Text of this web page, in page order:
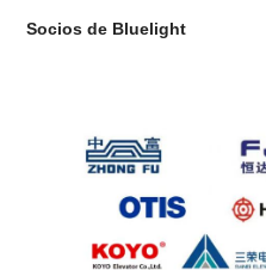
Socios de Bluelight